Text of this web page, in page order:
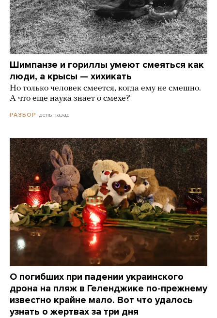
Шимпанзе и гориллы умеют смеяться как
люди, а крысы — хихикать
Но только человек смеется, когда ему не смешно.
А что еще наука знает о смехе?
РАЗБОР день назад
О погибших при падении украинского
дрона на пляж в Геленджике по-прежнему
известно крайне мало. Вот что удалось
узнать о жертвах за три дня